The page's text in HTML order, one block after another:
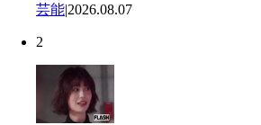
芸能|2026.08.07
2